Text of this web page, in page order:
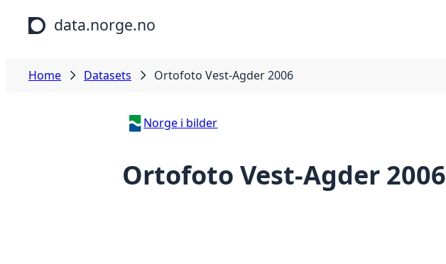
Skip to main content
data.norge.no
Home Datasets Ortofoto Vest-Agder 2006
Norge i bilder
Ortofoto Vest-Agder 2006